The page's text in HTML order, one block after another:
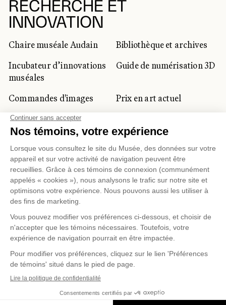
RECHERCHE ET
INNOVATION
Chaire muséale Audain
Bibliothèque et archives
Incubateur d’innovations
muséales
Guide de numérisation 3D
Commandes d'images
Prix en art actuel
Prix Lynne-Cohen
CLIENTÈLE CORPORATIVE
ET PRIVÉE
Location d'espaces
Activités corporatives
professionnels du
tourisme
Gestion des témoinsPolitique de confidentialité
Conditions d'utilisation Politique d'achat en ligne
© 2026 MUSÉE NATIONAL DES BEAUX-ARTS DU